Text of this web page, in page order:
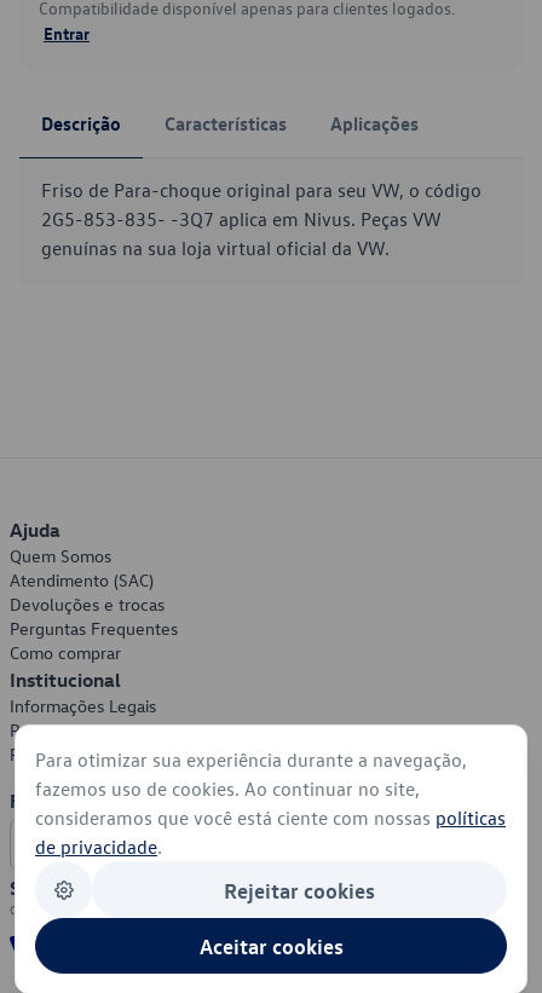
Compatibilidade disponível apenas para clientes logados.
Entrar
Descrição Características Aplicações
Friso de Para-choque original para seu VW, o código
2G5-853-835- -3Q7 aplica em Nivus. Peças VW
genuínas na sua loja virtual oficial da VW.
Ajuda
Quem Somos
Atendimento (SAC)
Devoluções e trocas
Perguntas Frequentes
Como comprar
Institucional
Informações Legais
Política de Privacidade
Política de Cookies
Formas de Pagamento
Segurança
Para otimizar sua experiência durante a navegação,
fazemos uso de cookies. Ao continuar no site,
consideramos que você está ciente com nossas políticas
de privacidade.
Rejeitar cookies
Aceitar cookies